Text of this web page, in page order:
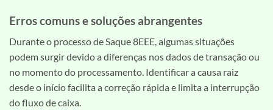
Erros comuns e soluções abrangentes
Durante o processo de Saque 8EEE, algumas situações
podem surgir devido a diferenças nos dados de transação ou
no momento do processamento. Identificar a causa raiz
desde o início facilita a correção rápida e limita a interrupção
do fluxo de caixa.